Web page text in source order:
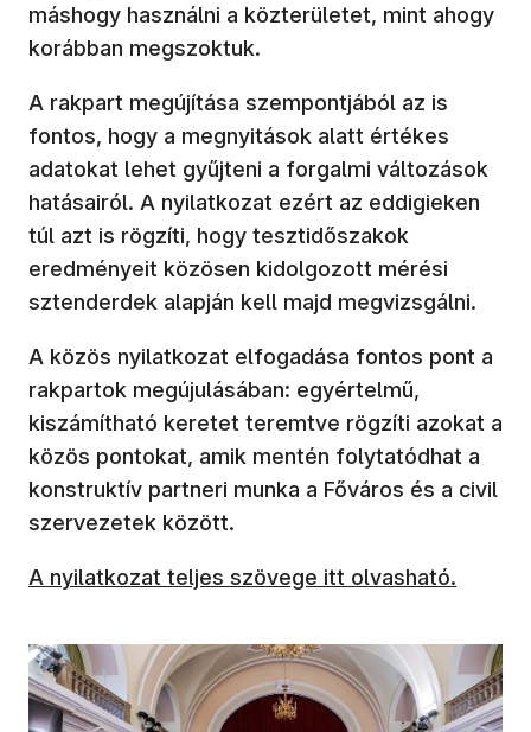
máshogy használni a közterületet, mint ahogy
korábban megszoktuk.
A rakpart megújítása szempontjából az is
fontos, hogy a megnyitások alatt értékes
adatokat lehet gyűjteni a forgalmi változások
hatásairól. A nyilatkozat ezért az eddigieken
túl azt is rögzíti, hogy tesztidőszakok
eredményeit közösen kidolgozott mérési
sztenderdek alapján kell majd megvizsgálni.
A közös nyilatkozat elfogadása fontos pont a
rakpartok megújulásában: egyértelmű,
kiszámítható keretet teremtve rögzíti azokat a
közös pontokat, amik mentén folytatódhat a
konstruktív partneri munka a Főváros és a civil
szervezetek között.
A nyilatkozat teljes szövege itt olvasható.